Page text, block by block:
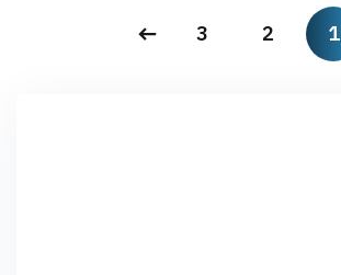
1
2
3